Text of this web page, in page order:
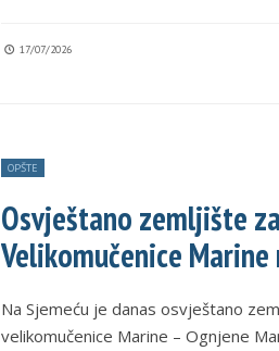
17/07/2026
OPŠTE
Osvještano zemljište
Velikomučenice Marine
Na Sjemeću je danas osvještano
velikomučenice Marine – Ognjene